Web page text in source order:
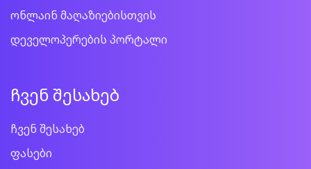
ონლაინ მაღაზიებისთვის
დეველოპერების პორტალი
ჩვენ შესახებ
ჩვენ შესახებ
ფასები